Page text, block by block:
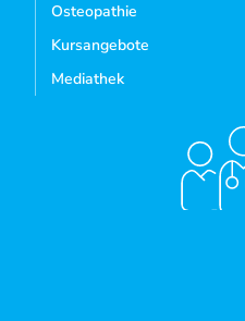
Osteopathie
Kursangebote
Mediathek